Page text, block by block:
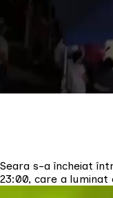
Seara s-a încheiat
23:00, care a luminat